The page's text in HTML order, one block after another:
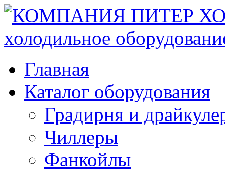
Главная
Каталог оборудования
Градирня и
Чиллеры
Фанкойлы